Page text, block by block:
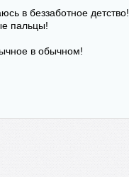
в беззаботное детство!
пальцы!
в обычном!